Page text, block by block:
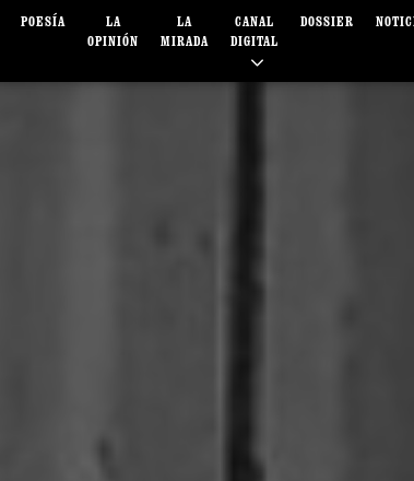
POESÍA
LA
OPINIÓN
LA
MIRADA
CANAL
DIGITAL
DOSSIER